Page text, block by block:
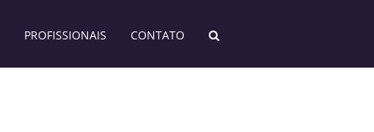
PROFISSIONAIS CONTATO